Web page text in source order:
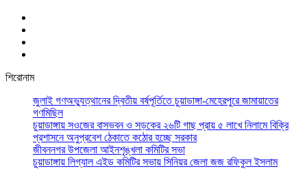
শিরোনাম
জুলাই গণঅভ্যুত্থানের দ্বিতীয় বর্ষপূর্তিতে চুয়াডাঙ্গা-মেহেরপুরে জামায়াতের
গণমিছিল
চুয়াডাঙ্গায় সওজের বাসভবন ও সড়কের ২৬টি গাছ প্রায় ৫ লাখে নিলামে বিক্রি
প্রশাসনে অনুপ্রবেশ ঠেকাতে কঠোর হচ্ছে সরকার
জীবননগর উপজেলা আইনশৃঙ্খলা কমিটির সভা
চুয়াডাঙ্গায় লিগ্যাল এইড কমিটির সভায় সিনিয়র জেলা জজ রফিকুল ইসলাম